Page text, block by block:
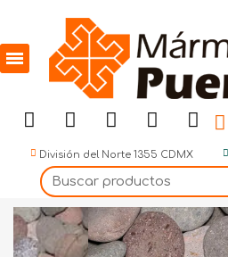
División del Norte 1355 CDMX